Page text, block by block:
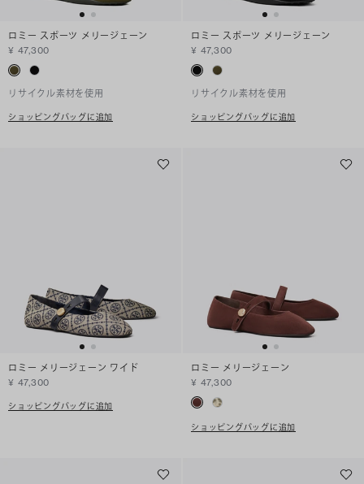
ロミー スポーツ メリージェーン
¥ 47,300
リサイクル素材を使用
ショッピングバッグに追加
ロミー スポーツ メリージェーン
¥ 47,300
リサイクル素材を使用
ショッピングバッグに追加
ロミー メリージェーン ワイド
¥ 47,300
ショッピングバッグに追加
ロミー メリージェーン
¥ 47,300
ショッピングバッグに追加